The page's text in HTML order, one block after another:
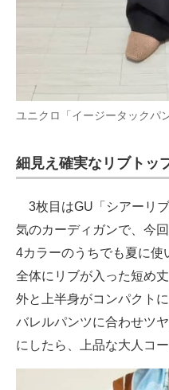
ユニクロ「イージータックパン
細見え確実なリブトッ
3枚目はGU「シアーリ
気のカーディガンで、今
4カラーのうちでも夏に使
全体にリブが入った短め
外と上半身がコンパクト
バレルパンツに合わせツ
にしたら、上品な大人コ